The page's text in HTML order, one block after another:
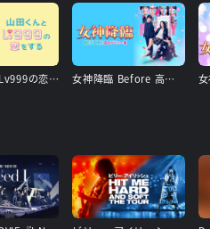
山田くんとLv999の恋をする 女神降臨 Before 高校デビュー編